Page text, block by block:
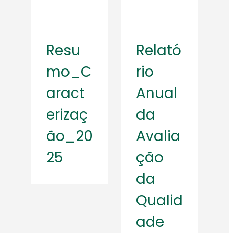
Resu
mo_C
aract
erizaç
ão_20
25
Relató
rio
Anual
da
Avalia
ção
da
Qualid
ade